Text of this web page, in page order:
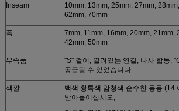
Inseam
10mm, 13mm, 25mm, 27mm,
62mm, 70mm
폭
7mm, 11mm, 16mm, 20mm, 21mm,
42mm, 50mm
부속품
"S" 걸이, 열려있는 연결, 나사 합동,
공급될 수 있었습니다.
색깔
백색 황록색 암청색 순수한 등등 (14
받아들이십시오,